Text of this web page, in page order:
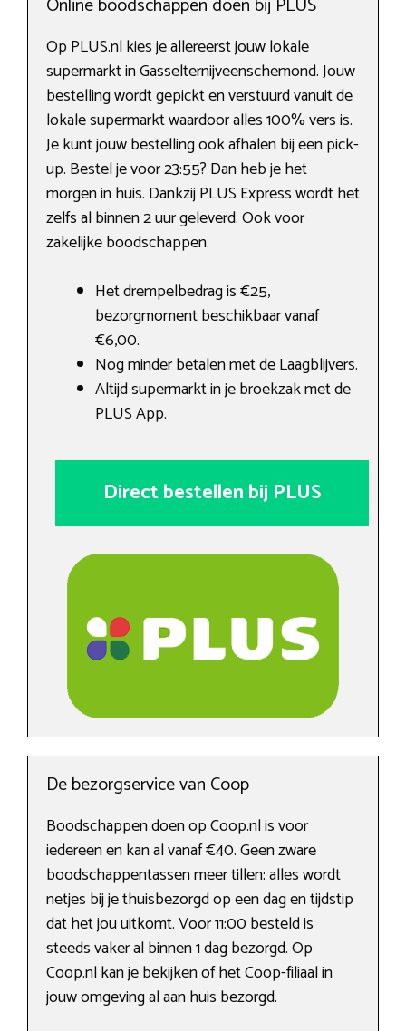
Op PLUS.nl kies je allereerst jouw lokale
supermarkt in Gasselternijveenschemond. Jouw
bestelling wordt gepickt en verstuurd vanuit de
lokale supermarkt waardoor alles 100% vers is.
Je kunt jouw bestelling ook afhalen bij een pick-
up. Bestel je voor 23:55? Dan heb je het
morgen in huis. Dankzij PLUS Express wordt het
zelfs al binnen 2 uur geleverd. Ook voor
zakelijke boodschappen.
Het drempelbedrag is €25,
bezorgmoment beschikbaar vanaf
€6,00.
Nog minder betalen met de Laagblijvers.
Altijd supermarkt in je broekzak met de
PLUS App.
Direct bestellen bij PLUS
De bezorgservice van Coop
Boodschappen doen op Coop.nl is voor
iedereen en kan al vanaf €40. Geen zware
boodschappentassen meer tillen: alles wordt
netjes bij je thuisbezorgd op een dag en tijdstip
dat het jou uitkomt. Voor 11:00 besteld is
steeds vaker al binnen 1 dag bezorgd. Op
Coop.nl kan je bekijken of het Coop-filiaal in
jouw omgeving al aan huis bezorgd.